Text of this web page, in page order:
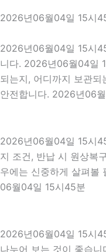
2026년06월04일 15시
2026년06월04일 15시
니다. 2026년06월04일
되는지, 어디까지 보관되
안전합니다. 2026년06
2026년06월04일 15시
지 조건, 반납 시 원상복
우에는 신중하게 살펴볼
06월04일 15시45분
2026년06월04일 15시
나누어 보는 것이 좋습